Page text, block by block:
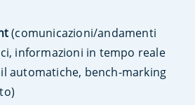
(comunicazioni/andamenti
informazioni in tempo reale
automatiche, bench-marking